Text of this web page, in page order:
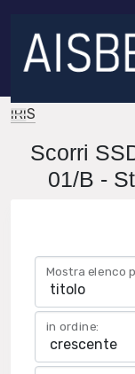
IRIS
Scorri
01/B -
Mostra elenco
in ordine: